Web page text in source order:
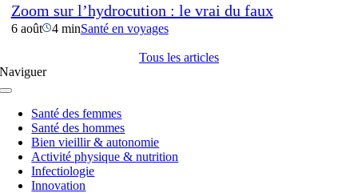
Zoom sur l’hydrocution : le vrai du faux
6 août 4 minSanté en voyages
Tous les articles
Naviguer
Navigation
basculeSanté des femmes
Santé des hommes
Bien vieillir & autonomie
Activité physique & nutrition
Infectiologie
Innovation